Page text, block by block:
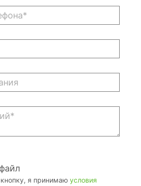
я принимаю условия